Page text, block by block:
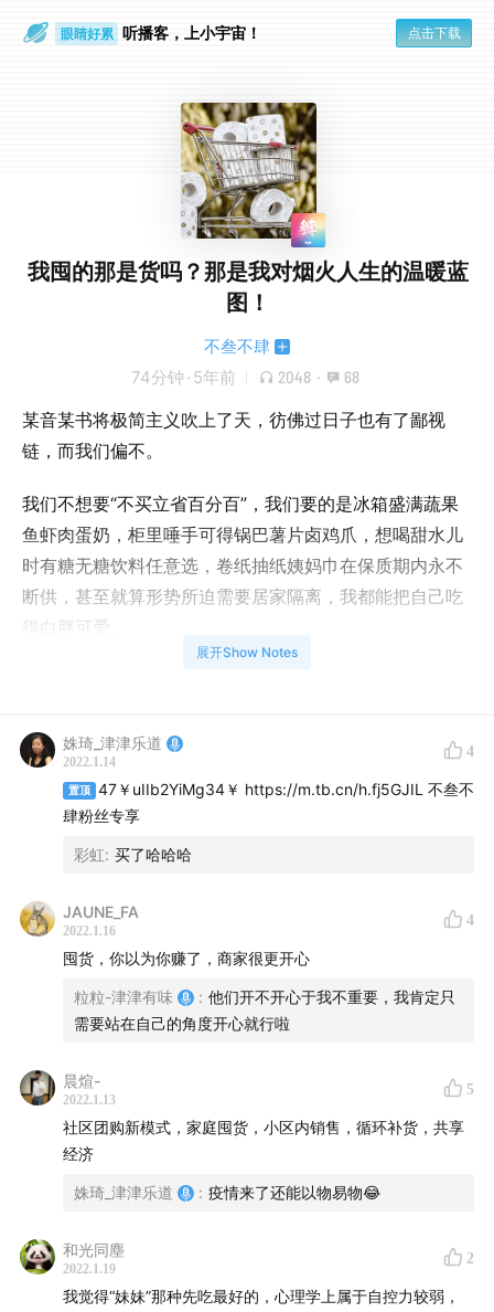
眼睛好累 听播客，上小宇宙！ 点击下载
我囤的那是货吗？那是我对烟火人生的温暖蓝
图！
不叁不肆
74分钟 · 5年前 2048 · 68
某音某书将极简主义吹上了天，彷佛过日子也有了鄙视
链，而我们偏不。
我们不想要“不买立省百分百”，我们要的是冰箱盛满蔬果
鱼虾肉蛋奶，柜里唾手可得锅巴薯片卤鸡爪，想喝甜水儿
时有糖无糖饮料任意选，卷纸抽纸姨妈巾在保质期内永不
断供，甚至就算形势所迫需要居家隔离，我都能把自己吃
得白胖可爱。
买记录是我们对当下和未来的规划，下单和拆包装的时刻
承载了我们对热爱生活的自己的宠溺。
我们需要富足，需要挑选，需要仪式感，需要独处时有寄
托，能放飞自我；需要相爱时有陪伴，能袒露真心；需要
种境遇，都能面对最真实的自我，享受人生，不虚此行。
就像本期节目的赞助商missberry贝瑞甜心一样，直面真
究竟有哪些东西能满足我们这些人生时刻？本期节目，听
三位在囤货方面有丰富经验的仓鼠主播为您一一道来。
听友福利
元，领取「不叁不肆」专属优惠后129元，同时加赠价值
优惠领取方式：
展开Show Notes
姝琦_津津乐道
2022.1.14
4
置顶
47￥uIIb2YiMg34￥ https://m.tb.cn/h.fj5GJIL 不叁不
肆粉丝专享
彩虹: 买了哈哈哈
JAUNE_FA
2022.1.16
4
囤货，你以为你赚了，商家很更开心
粒粒-津津有味 : 他们开不开心于我不重要，我肯定只
需要站在自己的角度开心就行啦
晨煊-
2022.1.13
5
社区团购新模式，家庭囤货，小区内销售，循环补货，共享
经济
姝琦_津津乐道 : 疫情来了还能以物易物😂
和光同塵
2022.1.19
2
我觉得“妹妹”那种先吃最好的，心理学上属于自控力较弱，